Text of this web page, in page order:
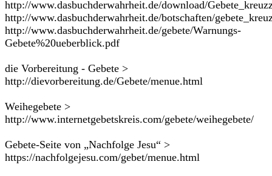
http://www.dasbuchderwahrheit.de/download/
http://www.dasbuchderwahrheit.de/botschaften/
http://www.dasbuchderwahrheit.de/gebete/Warnungs-
Gebete%20ueberblick.pdf
die Vorbereitung - Gebete >
http://dievorbereitung.de/Gebete/menue.html
Weihegebete >
http://www.internetgebetskreis.com/gebete/weihegebete/
Gebete-Seite von „Nachfolge Jesu“ >
https://nachfolgejesu.com/gebet/menue.html